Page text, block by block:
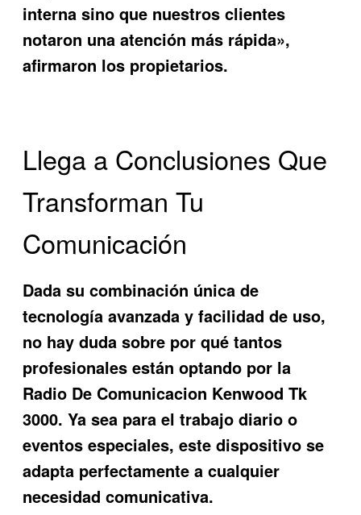
interna sino que nuestros clientes
notaron una atención más rápida»,
afirmaron los propietarios.
Llega a Conclusiones Que
Transforman Tu
Comunicación
Dada su combinación única de
tecnología avanzada y facilidad de uso,
no hay duda sobre por qué tantos
profesionales están optando por la
Radio De Comunicacion Kenwood Tk
3000. Ya sea para el trabajo diario o
eventos especiales, este dispositivo se
adapta perfectamente a cualquier
necesidad comunicativa.